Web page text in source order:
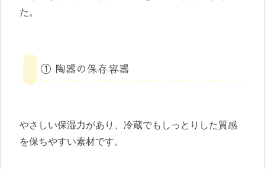
た。
① 陶器の保存容器
やさしい保湿力があり、冷蔵でもしっとりした質感
を保ちやすい素材です。